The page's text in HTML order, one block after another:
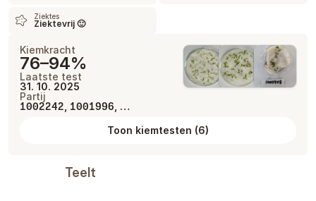
Ziektes
Ziektevrij 🙂
Kiemkracht
76–94%
Laatste test
31. 10. 2025
Partij
1002242 1001996 , …
Toon kiemtesten (6)
Teelt